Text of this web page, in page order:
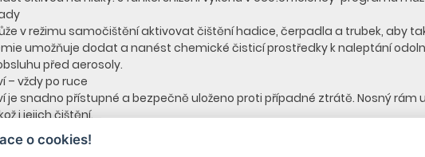
v režimu samočištění aktivovat čištění hadice, čerpadla a trubek, aby
umožňuje dodat a nanést chemické čisticí prostředky k naleptání
před aerosoly.
– vždy po ruce
je snadno přístupné a bezpečně uloženo proti případné ztrátě. Nosný
i jejich čištění.
vestavěn na zadní části přístroje, což zabraňuje zakopnutí. Trubky,
umožňuje snadnou a bezpečnou přepravu přístroje k místu použití.
o cookies!